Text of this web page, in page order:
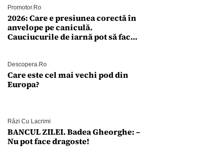
Promotor.ro
2026: Care e presiunea corectă în
anvelope pe caniculă.
Cauciucurile de iarnă pot să facă
Descopera.ro
Care este cel mai vechi pod din
Europa?
Râzi Cu Lacrimi
BANCUL ZILEI. Badea Gheorghe: –
Nu pot face dragoste!